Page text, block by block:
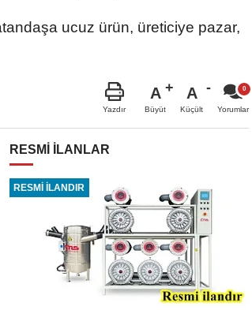
ucuz ürün, üreticiye pazar,
Yazdır
A
Büyüt
A
Küçült Yorumlar
RESMİ İLANLAR
RESMİ İLANDIR